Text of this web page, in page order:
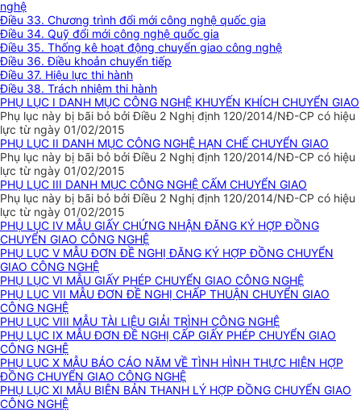
nghệ
Điều 33. Chương trình đổi mới công nghệ quốc gia
Điều 34. Quỹ đổi mới công nghệ quốc gia
Điều 35. Thống kê hoạt động chuyển giao công nghệ
Điều 36. Điều khoản chuyển tiếp
Điều 37. Hiệu lực thi hành
Điều 38. Trách nhiệm thi hành
PHỤ LỤC I DANH MỤC CÔNG NGHỆ KHUYẾN KHÍCH CHUYỂN GIAO
Phụ lục này bị bãi bỏ bởi Điều 2 Nghị định 120/2014/NĐ-CP có hiệu
lực từ ngày 01/02/2015
PHỤ LỤC II DANH MỤC CÔNG NGHỆ HẠN CHẾ CHUYỂN GIAO
Phụ lục này bị bãi bỏ bởi Điều 2 Nghị định 120/2014/NĐ-CP có hiệu
lực từ ngày 01/02/2015
PHỤ LỤC III DANH MỤC CÔNG NGHỆ CẤM CHUYỂN GIAO
Phụ lục này bị bãi bỏ bởi Điều 2 Nghị định 120/2014/NĐ-CP có hiệu
lực từ ngày 01/02/2015
PHỤ LỤC IV MẪU GIẤY CHỨNG NHẬN ĐĂNG KÝ HỢP ĐỒNG
CHUYỂN GIAO CÔNG NGHỆ
PHỤ LỤC V MẪU ĐƠN ĐỀ NGHỊ ĐĂNG KÝ HỢP ĐỒNG CHUYỂN
GIAO CÔNG NGHỆ
PHỤ LỤC VI MẪU GIẤY PHÉP CHUYỂN GIAO CÔNG NGHỆ
PHỤ LỤC VII MẪU ĐƠN ĐỀ NGHỊ CHẤP THUẬN CHUYỂN GIAO
CÔNG NGHỆ
PHỤ LỤC VIII MẪU TÀI LIỆU GIẢI TRÌNH CÔNG NGHỆ
PHỤ LỤC IX MẪU ĐƠN ĐỀ NGHỊ CẤP GIẤY PHÉP CHUYỂN GIAO
CÔNG NGHỆ
PHỤ LỤC X MẪU BÁO CÁO NĂM VỀ TÌNH HÌNH THỰC HIỆN HỢP
ĐỒNG CHUYỂN GIAO CÔNG NGHỆ
PHỤ LỤC XI MẪU BIÊN BẢN THANH LÝ HỢP ĐỒNG CHUYỂN GIAO
CÔNG NGHỆ